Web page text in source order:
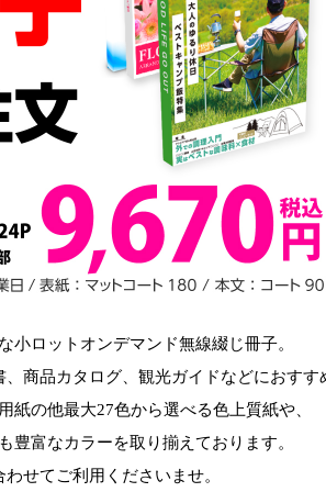
小ロットオンデマンド無線綴じ冊子。
商品カタログ、観光ガイドなどにおすす
紙の他最大27色から選べる色上質紙や、
豊富なカラーを取り揃えております。
わせてご利用くださいませ。